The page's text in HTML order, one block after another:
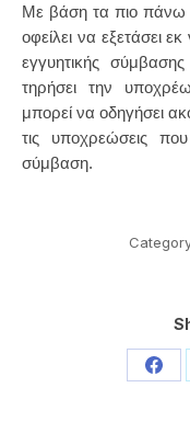
Με βάση τα πιο πάνω
οφείλει να εξετάσει
εγγυητικής
τηρήσει την
μπορεί να οδηγήσει
τις υποχρεώσεις
σύμβαση.